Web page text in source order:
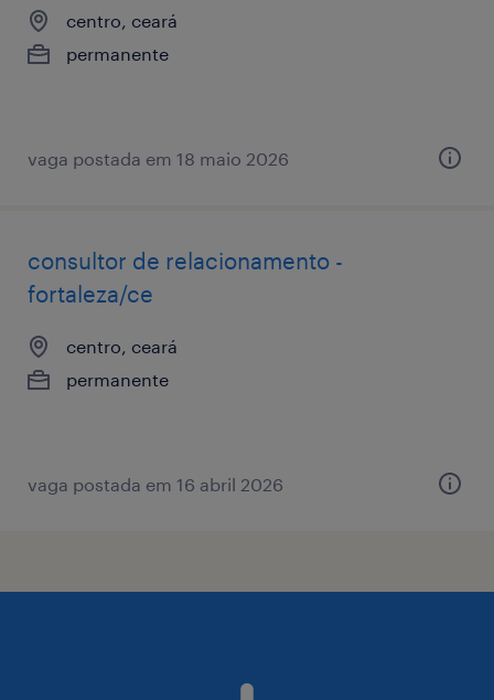
centro, ceará
permanente
vaga postada em 18 maio 2026
consultor de relacionamento -
fortaleza/ce
centro, ceará
permanente
vaga postada em 16 abril 2026